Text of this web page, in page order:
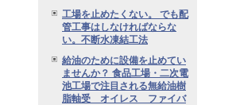
工場を止めたくない。 でも配
管工事はしなければならな
い。不断水凍結工法
給油のために設備を止めてい
ませんか？ 食品工場・二次電
池工場で注目される無給油樹
脂軸受 オイレス ファイバ